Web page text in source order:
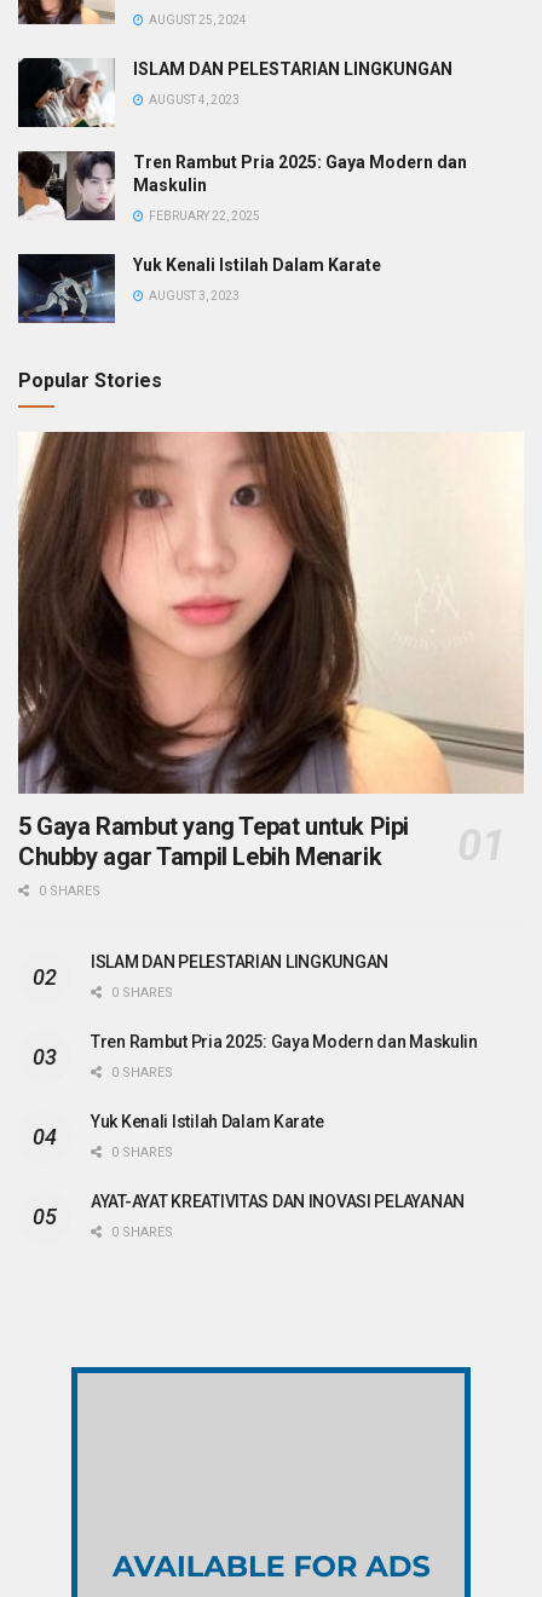
AUGUST 25, 2024
ISLAM DAN PELESTARIAN LINGKUNGAN
AUGUST 4, 2023
Tren Rambut Pria 2025: Gaya Modern dan
Maskulin
FEBRUARY 22, 2025
Yuk Kenali Istilah Dalam Karate
AUGUST 3, 2023
Popular Stories
5 Gaya Rambut yang Tepat untuk Pipi
Chubby agar Tampil Lebih Menarik
0 SHARES
ISLAM DAN PELESTARIAN LINGKUNGAN
0 SHARES
Tren Rambut Pria 2025: Gaya Modern dan Maskulin
0 SHARES
Yuk Kenali Istilah Dalam Karate
0 SHARES
AYAT-AYAT KREATIVITAS DAN INOVASI PELAYANAN
0 SHARES